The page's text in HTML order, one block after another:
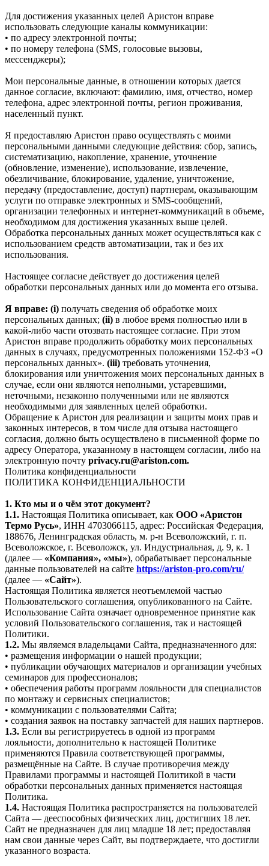
Для достижения указанных целей Аристон вправе
использовать следующие каналы коммуникации:
• по адресу электронной почты;
• по номеру телефона (SMS, голосовые вызовы,
мессенджеры);
Мои персональные данные, в отношении которых дается
данное согласие, включают: фамилию, имя, отчество, номер
телефона, адрес электронной почты, регион проживания,
населенный пункт.
Я предоставляю Аристон право осуществлять с моими
персональными данными следующие действия: сбор, запись,
систематизацию, накопление, хранение, уточнение
(обновление, изменение), использование, извлечение,
обезличивание, блокирование, удаление, уничтожение,
передачу (предоставление, доступ) партнерам, оказывающим
услуги по отправке электронных и SMS‑сообщений,
организации телефонных и интернет‑коммуникаций в объеме,
необходимом для достижения указанных выше целей.
Обработка персональных данных может осуществляться как с
использованием средств автоматизации, так и без их
использования.
Настоящее согласие действует до достижения целей
обработки персональных данных или до момента его отзыва.
Я вправе: (i) получать сведения об обработке моих
персональных данных; (ii) в любое время полностью или в
какой-либо части отозвать настоящее согласие. При этом
Аристон вправе продолжить обработку моих персональных
данных в случаях, предусмотренных положениями 152-ФЗ «О
персональных данных». (iii) требовать уточнения,
блокирования или уничтожения моих персональных данных в
случае, если они являются неполными, устаревшими,
неточными, незаконно полученными или не являются
необходимыми для заявленных целей обработки.
Обращение к Аристон для реализации и защиты моих прав и
законных интересов, в том числе для отзыва настоящего
согласия, должно быть осуществлено в письменной форме по
адресу Оператора, указанному в настоящем согласии, либо на
электронную почту privacy.ru@ariston.com.
Политика конфиденциальности
ПОЛИТИКА КОНФИДЕНЦИАЛЬНОСТИ
1. Кто мы и о чём этот документ?
1.1. Настоящая Политика описывает, как ООО «Аристон
Термо Русь», ИНН 4703066115, адрес: Российская Федерация,
188676, Ленинградская область, м. р-н Всеволожский, г. п.
Всеволожское, г. Всеволожск, ул. Индустриальная, д. 9, к. 1
(далее — «Компания», «мы»), обрабатывает персональные
данные пользователей на сайте https://ariston-pro.com/ru/
(далее — «Сайт»).
Настоящая Политика является неотъемлемой частью
Пользовательского соглашения, опубликованного на Сайте.
Использование Сайта означает одновременное принятие как
условий Пользовательского соглашения, так и настоящей
Политики.
1.2. Мы являемся владельцами Сайта, предназначенного для:
• размещения информации о нашей продукции;
• публикации обучающих материалов и организации учебных
семинаров для профессионалов;
• обеспечения работы программ лояльности для специалистов
по монтажу и сервисных специалистов;
• коммуникации с пользователями Сайта;
• создания заявок на поставку запчастей для наших партнеров.
1.3. Если вы регистрируетесь в одной из программ
лояльности, дополнительно к настоящей Политике
применяются Правила соответствующей программы,
размещённые на Сайте. В случае противоречия между
Правилами программы и настоящей Политикой в части
обработки персональных данных применяется настоящая
Политика.
1.4. Настоящая Политика распространяется на пользователей
Сайта — дееспособных физических лиц, достигших 18 лет.
Сайт не предназначен для лиц младше 18 лет; предоставляя
нам свои данные через Сайт, вы подтверждаете, что достигли
указанного возраста.